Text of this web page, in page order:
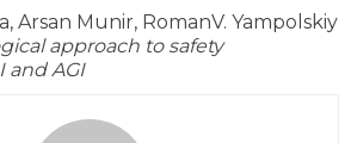
Arsan Munir, RomanV. Yampolskiy
approach to safety
and AGI